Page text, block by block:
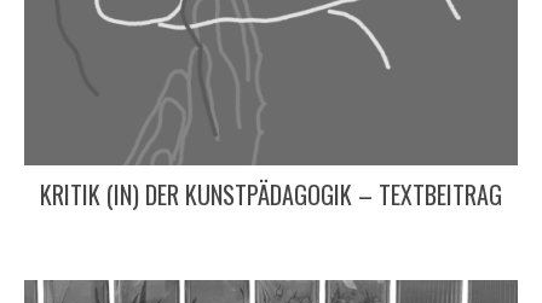
KRITIK (IN) DER KUNSTPÄDAGOGIK – TEXTBEITRAG